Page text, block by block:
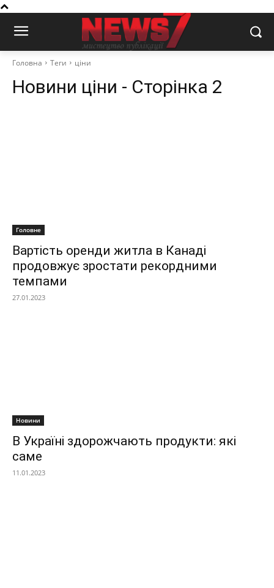
Головна Теги ціни
Новини ціни - Сторінка 2
Головне
Вартість оренди житла в Канаді
продовжує зростати рекордними
темпами
27.01.2023
Новини
В Україні здорожчають продукти: які
саме
11.01.2023